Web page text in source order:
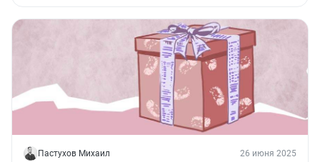
недействительным спасло автомобиль. Рассказываю
подробно, как оспорить договор залога в разных
Пастухов Михаил 26 июня 2025